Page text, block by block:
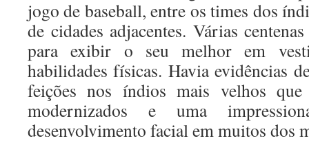
jogo de baseball, entre os times dos
de cidades adjacentes. Várias
para exibir o seu melhor em
habilidades físicas. Havia evidências
feições nos índios mais velhos
modernizados e uma
desenvolvimento facial em muitos dos